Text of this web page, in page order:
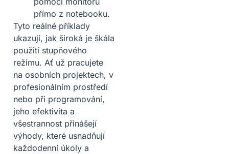
přímo z notebooku.
Tyto reálné příklady
ukazují, jak široká je škála
použití stupňového
režimu. Ať už pracujete
na osobních projektech, v
profesionálním prostředí
nebo při programování,
jeho efektivita a
všestrannost přinášejí
výhody, které usnadňují
každodenní úkoly a